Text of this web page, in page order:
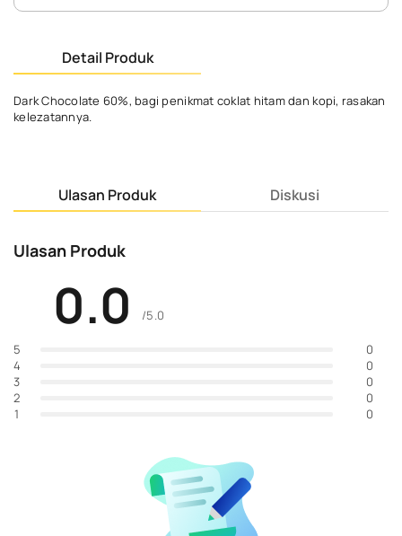
Detail Produk
Dark Chocolate 60%, bagi penikmat coklat hitam dan kopi, rasakan
kelezatannya.
Ulasan Produk Diskusi
Ulasan Produk
0.0 /5.0
5
0
4
0
3
0
2
0
1
0